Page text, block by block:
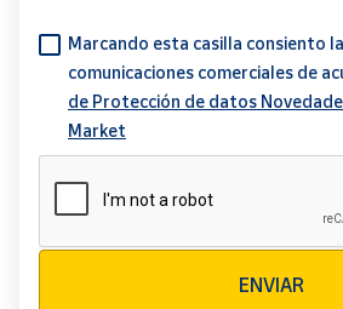
Marcando esta casilla consiento
comunicaciones comerciales de
de Protección de datos
Market
ENVIAR